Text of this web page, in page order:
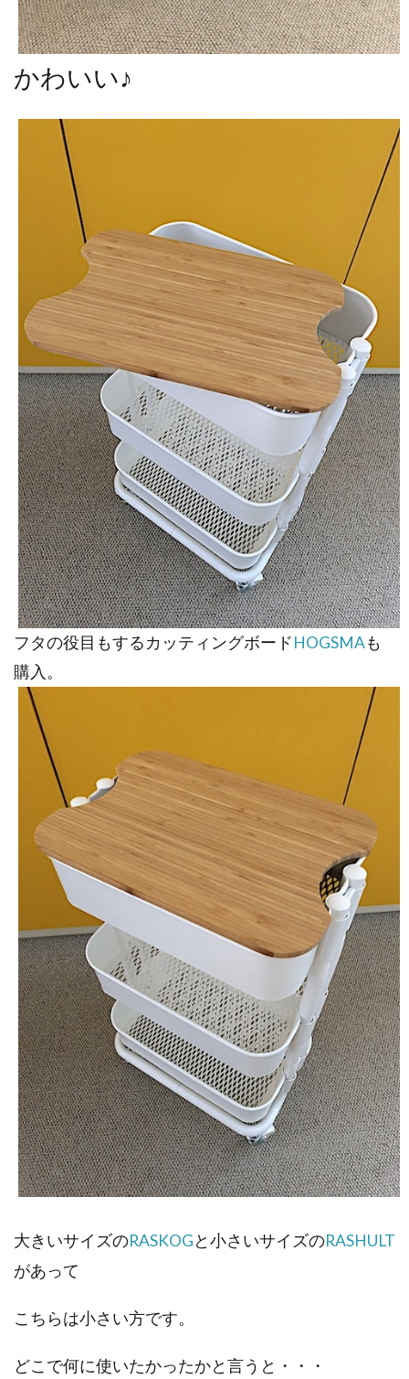
かわいい♪
フタの役目もするカッティングボードHOGSMAも
購入。
大きいサイズのRASKOGと小さいサイズのRASHULT
があって
こちらは小さい方です。
どこで何に使いたかったかと言うと・・・